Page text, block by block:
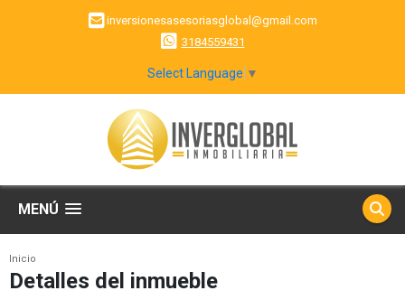
inversionesasesoriasglobal@gmail.com
3184559431
Select Language ▼
MENÚ
Inicio
Detalles del inmueble